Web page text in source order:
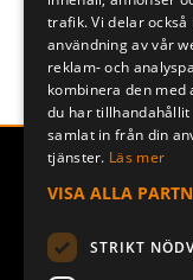
123
trafik. Vi delar
användning av vår
reklam- och
kombinera den
du har
samlat in från din
tjänster. Läs mer
VISA ALLA
STRIKT